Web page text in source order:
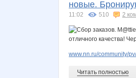
новые.
11:02 510 2
www.nn.ru/community/
Читать полностью